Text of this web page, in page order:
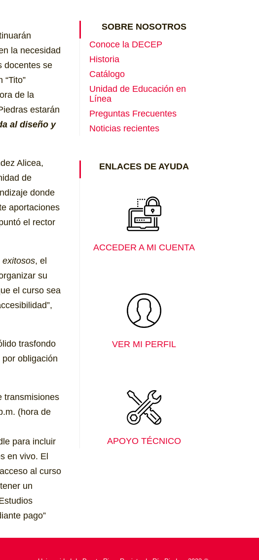
la necesidad
docentes se
de la
estarán
al diseño y
Alicea,
de
donde
aportaciones
el rector
exitosos, el
su
el curso sea
trasfondo
obligación
transmisiones
(hora de
para incluir
en vivo. El
al curso
un
pago”
SOBRE NOSOTROS
Conoce la DECEP
Historia
Catálogo
Unidad de Educación en
Línea
Preguntas Frecuentes
Noticias recientes
ENLACES DE AYUDA
ACCEDER A MI CUENTA
VER MI PERFIL
APOYO TÉCNICO